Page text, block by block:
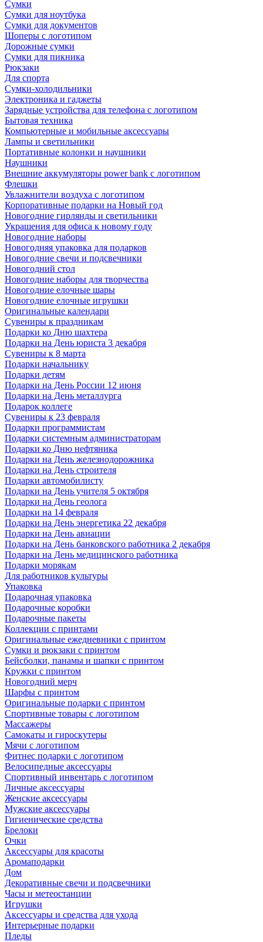
Сумки
Сумки для ноутбука
Сумки для документов
Шоперы с логотипом
Дорожные сумки
Сумки для пикника
Рюкзаки
Для спорта
Сумки-холодильники
Электроника и гаджеты
Зарядные устройства для телефона с логотипом
Бытовая техника
Компьютерные и мобильные аксессуары
Лампы и светильники
Портативные колонки и наушники
Наушники
Внешние аккумуляторы power bank с логотипом
Флешки
Увлажнители воздуха с логотипом
Корпоративные подарки на Новый год
Новогодние гирлянды и светильники
Украшения для офиса к новому году
Новогодние наборы
Новогодняя упаковка для подарков
Новогодние свечи и подсвечники
Новогодний стол
Новогодние наборы для творчества
Новогодние елочные шары
Новогодние елочные игрушки
Оригинальные календари
Сувениры к праздникам
Подарки ко Дню шахтера
Подарки на День юриста 3 декабря
Сувениры к 8 марта
Подарки начальнику
Подарки детям
Подарки на День России 12 июня
Подарки на День металлурга
Подарок коллеге
Сувениры к 23 февраля
Подарки программистам
Подарки системным администраторам
Подарки ко Дню нефтяника
Подарки на День железнодорожника
Подарки на День строителя
Подарки автомобилисту
Подарки на День учителя 5 октября
Подарки на День геолога
Подарки на 14 февраля
Подарки на День энергетика 22 декабря
Подарки на День авиации
Подарки на День банковского работника 2 декабря
Подарки на День медицинского работника
Подарки морякам
Для работников культуры
Упаковка
Подарочная упаковка
Подарочные коробки
Подарочные пакеты
Коллекции с принтами
Оригинальные ежедневники с принтом
Сумки и рюкзаки с принтом
Бейсболки, панамы и шапки с принтом
Кружки с принтом
Новогодний мерч
Шарфы с принтом
Оригинальные подарки с принтом
Спортивные товары с логотипом
Массажеры
Самокаты и гироскутеры
Мячи с логотипом
Фитнес подарки с логотипом
Велосипедные аксессуары
Спортивный инвентарь с логотипом
Личные аксессуары
Женские аксессуары
Мужские аксессуары
Гигиенические средства
Брелоки
Очки
Аксессуары для красоты
Аромаподарки
Дом
Декоративные свечи и подсвечники
Часы и метеостанции
Игрушки
Аксессуары и средства для ухода
Интерьерные подарки
Пледы